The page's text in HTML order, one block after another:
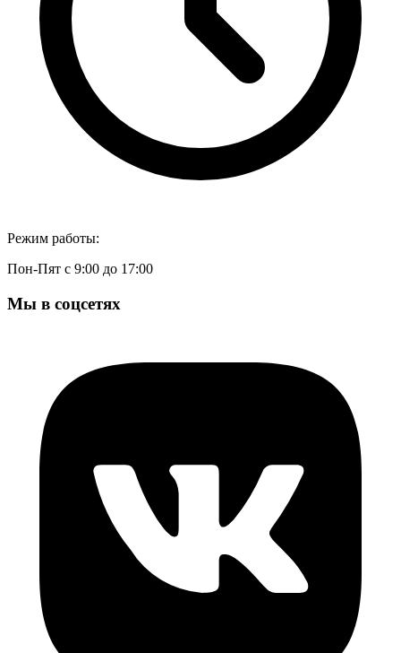
Режим работы:
Пон-Пят с 9:00 до 17:00
Мы в соцсетях